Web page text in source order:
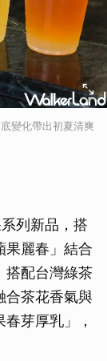
變化帶出初夏清爽
列新品，搭
果麗春」結合
搭配台灣綠茶
合茶花香氣與
芽厚乳」，